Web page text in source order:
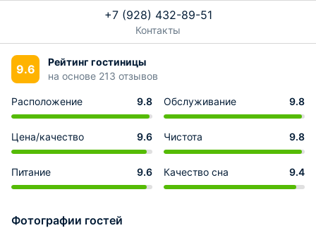
+7 (928) 432-89-51
Контакты
9.6
Рейтинг гостиницы
на основе 213 отзывов
Расположение 9.8 Обслуживание 9.8
Цена/качество 9.6 Чистота 9.8
Питание 9.6 Качество сна 9.4
Фотографии гостей